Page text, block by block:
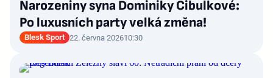
Narozeniny syna Dominiky Cibulkové:
Po luxusních party velká změna!
Blesk Sport 22. června 202610:30